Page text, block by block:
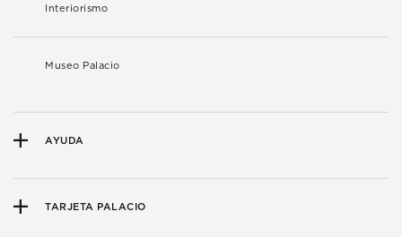
Interiorismo
Museo Palacio
AYUDA
TARJETA PALACIO